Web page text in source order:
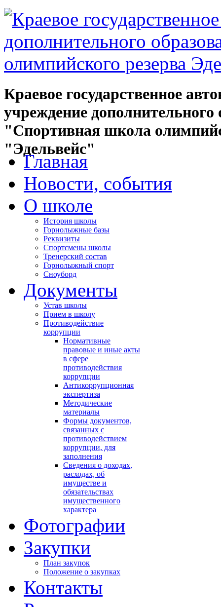
Краевое государственное
учреждение дополнительного
"Спортивная школа
"Эдельвейс"
Главная
Новости, события
О школе
История школы
Горнолыжные базы
Реквизиты
Спортсмены школы
Тренерский состав
Горнолыжный спорт
Сноуборд
Документы
Устав школы
Прием в школу
Противодействие
коррупции
Нормативные
правовые и иные акты
в сфере
противодействия
коррупции
Антикоррупционная
экспертиза
Методические
материалы
Формы документов,
связанных с
противодействием
коррупции, для
заполнения
Сведения о доходах,
расходах, об
имуществе и
обязательствах
имущественного
характера
Фотографии
Закупки
План закупок
Положение о закупках
Контакты